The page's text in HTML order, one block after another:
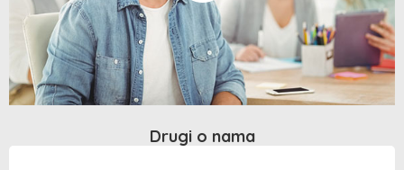
Drugi o nama